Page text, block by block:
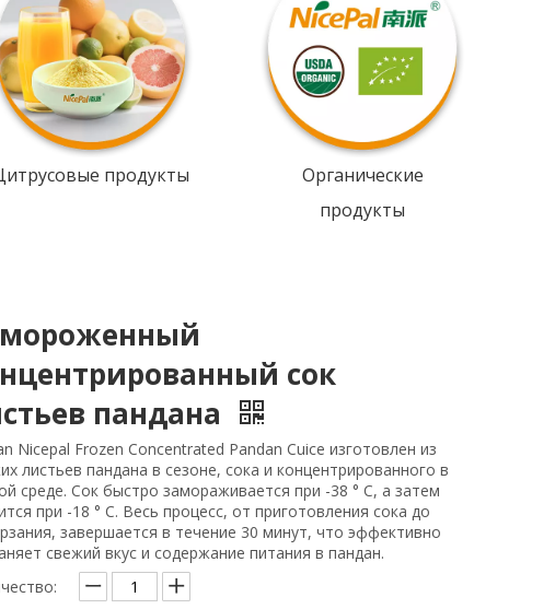
продукты
Органические
продукты
сок
пандана
Nicepal Frozen Concentrated Pandan Cuice изготовлен из
листьев пандана в сезоне, сока и концентрированного в
среде. Сок быстро замораживается при -38 ° C, а затем
при -18 ° C. Весь процесс, от приготовления сока до
завершается в течение 30 минут, что эффективно
свежий вкус и содержание питания в пандан.